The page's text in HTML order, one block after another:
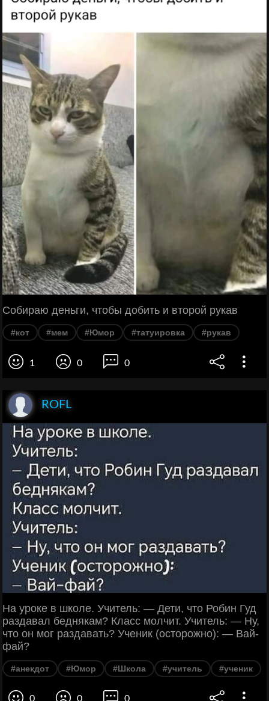
Собираю деньги, чтобы добить и второй рукав
#кот #мем #Юмор #татуировка #рукав
1 0 0
ROFL
На уроке в школе. Учитель: — Дети, что Робин Гуд
раздавал беднякам? Класс молчит. Учитель: — Ну,
что он мог раздавать? Ученик (осторожно): — Вай-
фай?
#анекдот #Юмор #Школа #учитель #ученик
0 0 0